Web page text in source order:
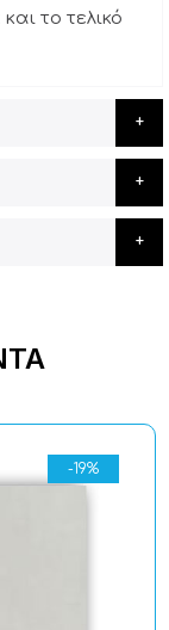
το τελικό
-19%